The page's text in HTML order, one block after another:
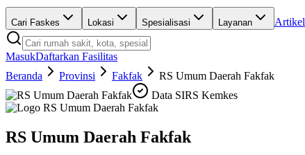
Cari Faskes Lokasi Spesialisasi Layanan Artikel
MasukDaftarkan Fasilitas
Beranda
Provinsi Fakfak
RS Umum Daerah Fakfak
Data SIRS Kemkes
RS Umum Daerah Fakfak